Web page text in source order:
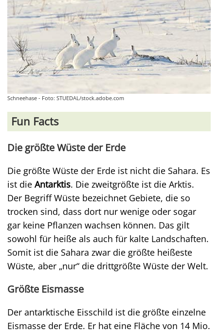
Schneehase - Foto: STUEDAL/stock.adobe.com
Fun Facts
Die größte Wüste der Erde
Die größte Wüste der Erde ist nicht die Sahara. Es
ist die Antarktis. Die zweitgrößte ist die Arktis.
Der Begriff Wüste bezeichnet Gebiete, die so
trocken sind, dass dort nur wenige oder sogar
gar keine Pflanzen wachsen können. Das gilt
sowohl für heiße als auch für kalte Landschaften.
Somit ist die Sahara zwar die größte heißeste
Wüste, aber „nur“ die drittgrößte Wüste der Welt.
Größte Eismasse
Der antarktische Eisschild ist die größte einzelne
Eismasse der Erde. Er hat eine Fläche von 14 Mio.